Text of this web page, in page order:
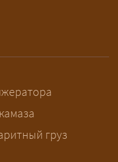
заявку
— логист
и запустит
груз